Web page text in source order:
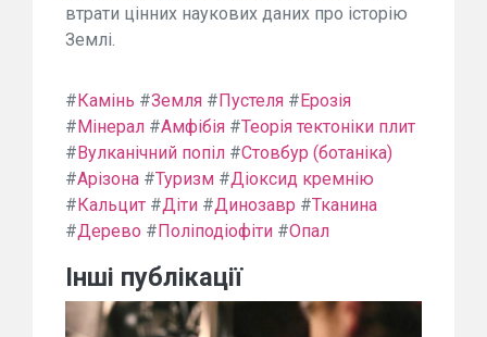
втрати цінних наукових даних про історію
Землі.
# Камінь #Земля # Пустеля # Ерозія
# Мінерал #Амфібія #Теорія тектоніки плит
# Вулканічний попіл #Стовбур (ботаніка)
#Арізона #Туризм #Діоксид кремнію
# Кальцит #Діти #Динозавр #Тканина
#Дерево # Поліподіофіти #Опал
Інші публікації